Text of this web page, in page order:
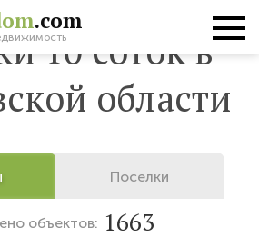
.com
10 соток в
области
Поселки
объектов: 1663